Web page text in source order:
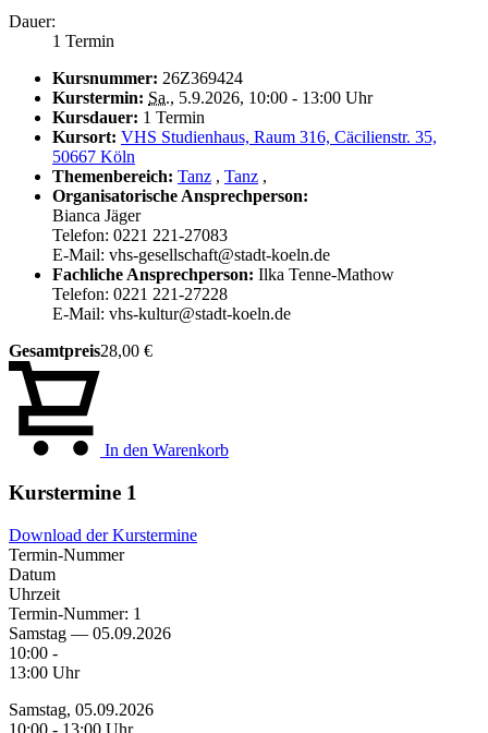
Dauer:
1 Termin
Kursnummer: 26Z369424
Kurstermin: Sa., 5.9.2026, 10:00 - 13:00 Uhr
Kursdauer: 1 Termin
Kursort: VHS Studienhaus, Raum 316, Cäcilienstr. 35,
50667 Köln
Themenbereich: Tanz , Tanz ,
Organisatorische Ansprechperson:
Bianca Jäger
Telefon: 0221 221-27083
E-Mail: vhs-gesellschaft@stadt-koeln.de
Fachliche Ansprechperson: Ilka Tenne-Mathow
Telefon: 0221 221-27228
E-Mail: vhs-kultur@stadt-koeln.de
Gesamtpreis28,00 €
In den Warenkorb
Kurstermine 1
Download der Kurstermine
Termin-Nummer
Datum
Uhrzeit
Termin-Nummer: 1
Samstag — 05.09.2026
10:00 -
13:00 Uhr
Samstag, 05.09.2026
10:00 - 13:00 Uhr